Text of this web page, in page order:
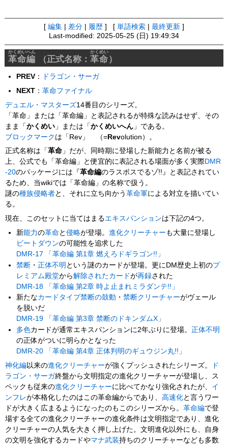
[ 編集 差分 履歴 ] [ 単語検索 最終更新 ]
Last-modified: 2025-05-25 (日) 19:49:34
革命編
かくめいへん
（正式名称： 革命
かくめい
）
PREV ：
ドラゴン・サーガ
NEXT ：革命ファイナル
デュエル・マスターズ14番目のシリーズ。
「革命」または「革命編」と表記されるが特殊な読みはせず、その
まま「かくめい 」または「かくめいへん 」である。
ブロックマーク は「Rev」 （=Revolution）。
正式名称は「革命 」だが、同時期に登場した新能力と名前が被る
上、公式でも「革命編」と便宜的に表記される場面が多く実際DMR
-20のパッケージには『革命編のラスボスでるゾ!!』と表記されてい
るため、当wikiでは「革命編」の名称で扱う。
謎の種族侵略者と、それに立ち向かう革命軍による対立を描いてい
る。
現在、このセットに当てはまるエキスパンションは下記の4つ。
新能力の革命と侵略が登場。進化クリーチャー も大量に登場し
ビートダウンの可能性を追求した
DMR-17 「革命編 第1章 燃えろドギラゴン!!」
禁断 ・正体不明 という謎のカードが登場。更にDM歴史上初のプ
レミアム殿堂から解除されたカードが再録された
DMR-18 「革命編 第2章 時よ止まれミラダンテ!!」
新たなカードタイプ禁断の鼓動 ・禁断クリーチャーがヴェール
を脱いだ
DMR-19 「革命編 第3章 禁断のドキンダムX」
多色カードが通常エキスパンションに2年ぶりに登場。 正体不明
の正体がついに明らかとなった
DMR-20 「革命編 第4章 正体判明のギュウジン丸!!」
神化編以来の進化クリーチャーが強くプッシュされたシリーズ。
ド
ラゴン・サーガ終盤から文明指定の進化クリーチャーが登場し、ス
ペックも従来の進化クリーチャーに比べてかなり強化されたが、 イ
ンフレが本格化したのはこの革命編からであり、高速化と言うワー
ドが大きく広まるようになったのもこのシリーズから。革命編で登
場する全ての進化クリーチャーの進化条件は文明指定であり、進化
クリーチャーの人気を大きく押し上げた。文明進化以外にも、自身
の文明を強化するカードやマナ武装持ちのクリーチャーなども多数